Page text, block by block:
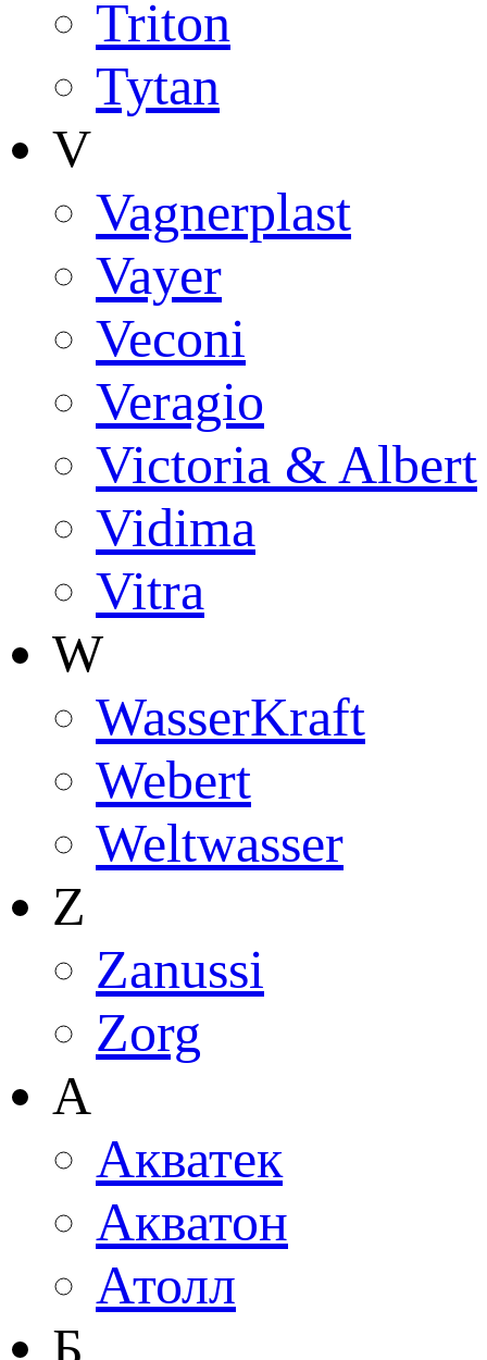
Triton
Tytan
V
Vagnerplast
Vayer
Veconi
Veragio
Victoria & Albert
Vidima
Vitra
W
WasserKraft
Webert
Weltwasser
Z
Zanussi
Zorg
А
Акватек
Акватон
Атолл